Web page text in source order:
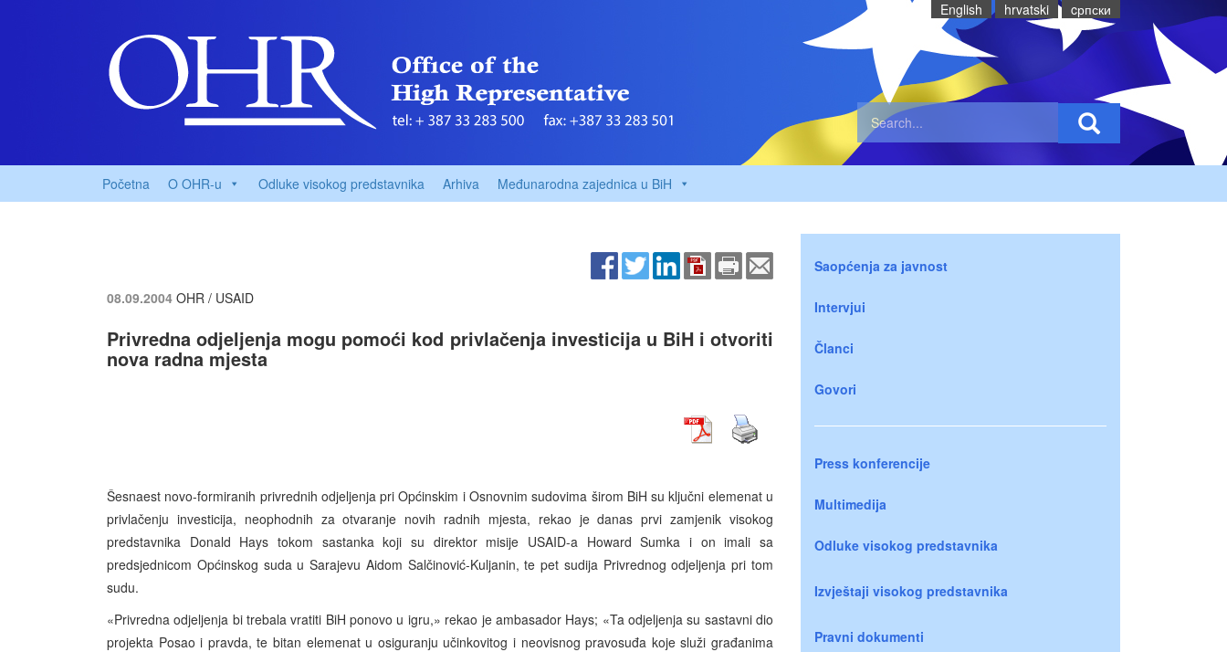
English hrvatski cрпски
Početna O OHR-u Odluke visokog predstavnika Arhiva Međunarodna zajednica u BiH
08.09.2004 OHR / USAID
Privredna odjeljenja mogu pomoći kod privlačenja investicija u BiH i otvoriti
nova radna mjesta
Šesnaest novo-formiranih privrednih odjeljenja pri Općinskim i Osnovnim sudovima širom BiH su ključni elemenat u
privlačenju investicija, neophodnih za otvaranje novih radnih mjesta, rekao je danas prvi zamjenik visokog
predstavnika Donald Hays tokom sastanka koji su direktor misije USAID-a Howard Sumka i on imali sa
predsjednicom Općinskog suda u Sarajevu Aidom Salčinović-Kuljanin, te pet sudija Privrednog odjeljenja pri tom
sudu.
«Privredna odjeljenja bi trebala vratiti BiH ponovo u igru,» rekao je ambasador Hays; «Ta odjeljenja su sastavni dio
projekta Posao i pravda, te bitan elemenat u osiguranju učinkovitog i neovisnog pravosuđa koje služi građanima
Saopćenja za javnost
Intervjui
Članci
Govori
Press konferencije
Multimedija
Odluke visokog predstavnika
Izvještaji visokog predstavnika
Pravni dokumenti